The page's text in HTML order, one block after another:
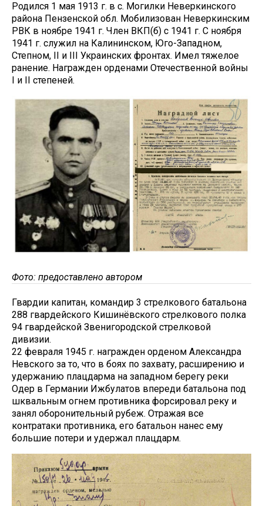
Родился 1 мая 1913 г. в с. Могилки Неверкинского
района Пензенской обл. Мобилизован Неверкинским
РВК в ноябре 1941 г. Член ВКП(б) с 1941 г. С ноября
1941 г. служил на Калининском, Юго-Западном,
Степном, II и III Украинских фронтах. Имел тяжелое
ранение. Награжден орденами Отечественной войны
I и II степеней.
Фото: предоставлено автором
Гвардии капитан, командир 3 стрелкового батальона
288 гвардейского Кишинёвского стрелкового полка
94 гвардейской Звенигородской стрелковой
дивизии.
22 февраля 1945 г. награжден орденом Александра
Невского за то, что в боях по захвату, расширению и
удержанию плацдарма на западном берегу реки
Одер в Германии Ижбулатов впереди батальона под
шквальным огнем противника форсировал реку и
занял оборонительный рубеж. Отражая все
контратаки противника, его батальон нанес ему
большие потери и удержал плацдарм.